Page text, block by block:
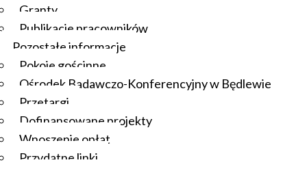
Granty
Publikacje pracowników
Pozostałe informacje
Pokoje gościnne
Ośrodek Badawczo-Konferencyjny w Będlewie
Przetargi
Dofinansowane projekty
Wnoszenie opłat
Przydatne linki